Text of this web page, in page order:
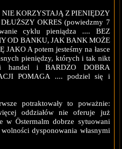
KORZYSTAJĄ Z PIENIĘDZY
OKRES (powiedzmy 7
cyklu pieniądza .... BEZ
OD BANKU, JAK BANK MOŻE
A potem jesteśmy na łasce
pieniędzy, których i tak nikt
handel i BARDZO DOBRA
POMAGA .... podziel się i
potraktowały to poważnie:
oddziałów nie oferuje już
w Östermalm dobrze sytuowani
dysponowania własnymi